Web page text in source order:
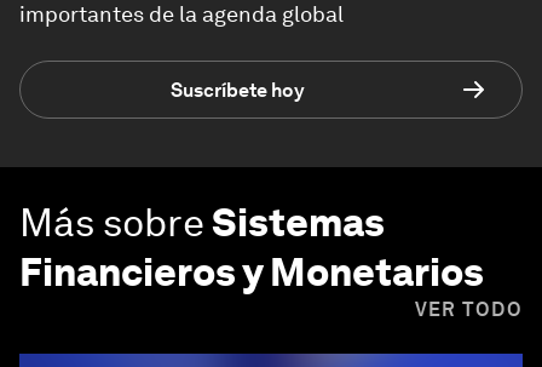
importantes de la agenda global
Suscríbete hoy
Más sobreSistemas
Financieros y Monetarios
VER TODO